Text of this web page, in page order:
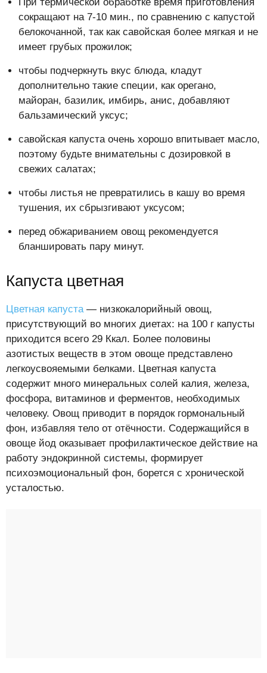
При термической обработке время приготовления
сокращают на 7-10 мин., по сравнению с капустой
белокочанной, так как савойская более мягкая и не
имеет грубых прожилок;
чтобы подчеркнуть вкус блюда, кладут
дополнительно такие специи, как орегано,
майоран, базилик, имбирь, анис, добавляют
бальзамический уксус;
савойская капуста очень хорошо впитывает масло,
поэтому будьте внимательны с дозировкой в
свежих салатах;
чтобы листья не превратились в кашу во время
тушения, их сбрызгивают уксусом;
перед обжариванием овощ рекомендуется
бланшировать пару минут.
Капуста цветная
Цветная капуста— низкокалорийный овощ,
присутствующий во многих диетах: на 100 г капусты
приходится всего 29 Ккал. Более половины
азотистых веществ в этом овоще представлено
легкоусвояемыми белками. Цветная капуста
содержит много минеральных солей калия, железа,
фосфора, витаминов и ферментов, необходимых
человеку. Овощ приводит в порядок гормональный
фон, избавляя тело от отёчности. Содержащийся в
овоще йод оказывает профилактическое действие на
работу эндокринной системы, формирует
психоэмоциональный фон, борется с хронической
усталостью.